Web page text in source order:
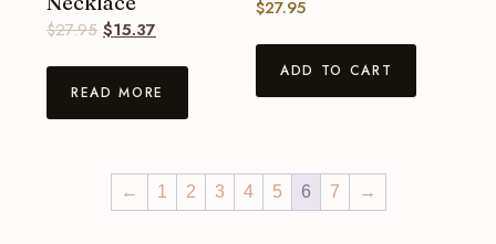
$27.95 $15.37
READ MORE
$27.95
ADD TO CART
← 1 2 3 4 5 6 7 →